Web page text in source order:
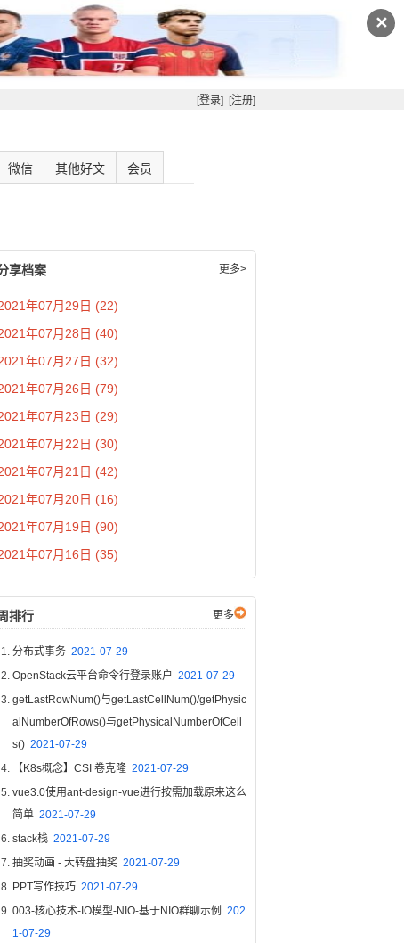
✕
[登录] [注册]
微信 其他好文 会员
享档案 更多>
年07月29日 (22)
年07月28日 (40)
年07月27日 (32)
年07月26日 (79)
年07月23日 (29)
年07月22日 (30)
年07月21日 (42)
年07月20日 (16)
年07月19日 (90)
年07月16日 (35)
排行 更多
分布式事务 2021-07-29
OpenStack云平台命令行登录账户 2021-07-29
getLastRowNum()与getLastCellNum()/getPhysic
alNumberOfRows()与getPhysicalNumberOfCell
s() 2021-07-29
【K8s概念】CSI 卷克隆 2021-07-29
vue3.0使用ant-design-vue进行按需加载原来这么
简单 2021-07-29
stack栈 2021-07-29
抽奖动画 - 大转盘抽奖 2021-07-29
PPT写作技巧 2021-07-29
003-核心技术-IO模型-NIO-基于NIO群聊示例 202
1-07-29